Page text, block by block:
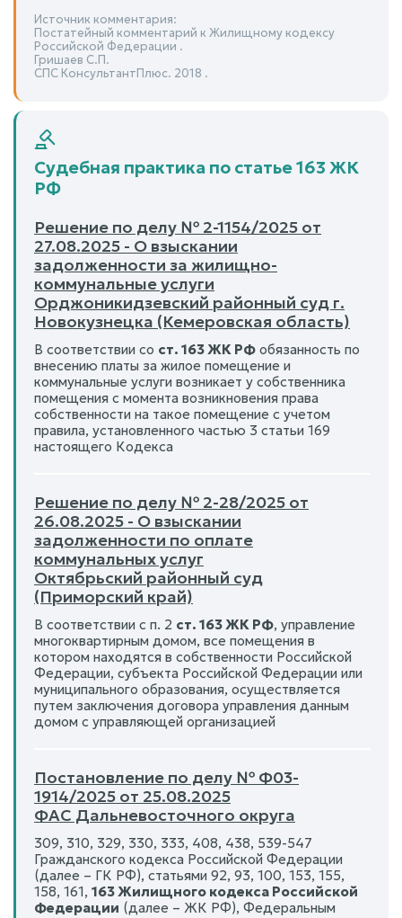
Источник комментария:
Постатейный комментарий к Жилищному кодексу
Российской Федерации .
Гришаев С.П.
СПС КонсультантПлюс. 2018 .
Судебная практика по статье 163 ЖК
РФ
Решение по делу № 2-1154/2025 от
27.08.2025 - О взыскании
задолженности за жилищно-
коммунальные услуги
Орджоникидзевский районный суд г.
Новокузнецка (Кемеровская область)
В соответствии со ст. 163 ЖК РФ обязанность по
внесению платы за жилое помещение и
коммунальные услуги возникает у собственника
помещения с момента возникновения права
собственности на такое помещение с учетом
правила, установленного частью 3 статьи 169
настоящего Кодекса
Решение по делу № 2-28/2025 от
26.08.2025 - О взыскании
задолженности по оплате
коммунальных услуг
Октябрьский районный суд
(Приморский край)
В соответствии с п. 2 ст. 163 ЖК РФ, управление
многоквартирным домом, все помещения в
котором находятся в собственности Российской
Федерации, субъекта Российской Федерации или
муниципального образования, осуществляется
путем заключения договора управления данным
домом с управляющей организацией
Постановление по делу № Ф03-
1914/2025 от 25.08.2025
ФАС Дальневосточного округа
309, 310, 329, 330, 333, 408, 438, 539-547
Гражданского кодекса Российской Федерации
(далее – ГК РФ), статьями 92, 93, 100, 153, 155,
158, 161, 163 Жилищного кодекса Российской
Федерации (далее – ЖК РФ), Федеральным